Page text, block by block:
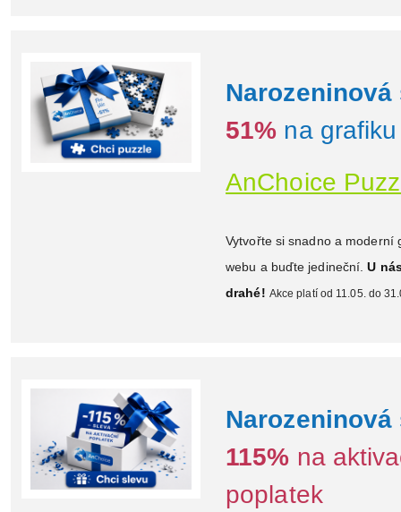
Narozeninová
51% na grafiku
AnChoice
Vytvořte si snadno a moderní
webu a buďte jedineční.U
drahé! Akce platí od 11.05. do
Narozeninová
115% na
poplatek